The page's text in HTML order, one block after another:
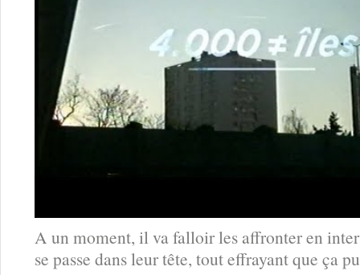
A un moment, il va falloir les affronter en
se passe dans leur tête, tout effrayant que ça